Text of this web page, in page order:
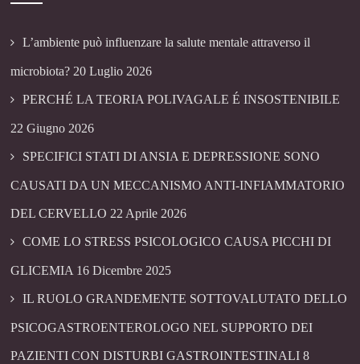
L’ambiente può influenzare la salute mentale attraverso il
microbiota? 20 Luglio 2026
PERCHÉ LA TEORIA POLIVAGALE É INSOSTENIBILE
22 Giugno 2026
SPECIFICI STATI DI ANSIA E DEPRESSIONE SONO
CAUSATI DA UN MECCANISMO ANTI-INFIAMMATORIO
DEL CERVELLO 22 Aprile 2026
COME LO STRESS PSICOLOGICO CAUSA PICCHI DI
GLICEMIA 16 Dicembre 2025
IL RUOLO GRANDEMENTE SOTTOVALUTATO DELLO
PSICOGASTROENTEROLOGO NEL SUPPORTO DEI
PAZIENTI CON DISTURBI GASTROINTESTINALI 8